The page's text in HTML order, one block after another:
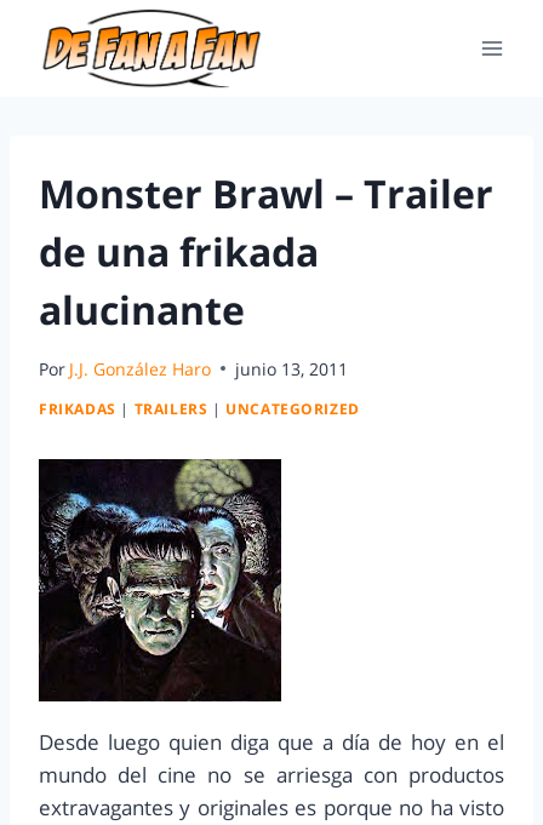
Monster Brawl – Trailer
de una frikada
alucinante
Por J.J. González Haro junio 13, 2011
FRIKADAS | TRAILERS | UNCATEGORIZED
Desde luego quien diga que a día de hoy en el
mundo del cine no se arriesga con productos
extravagantes y originales es porque no ha visto